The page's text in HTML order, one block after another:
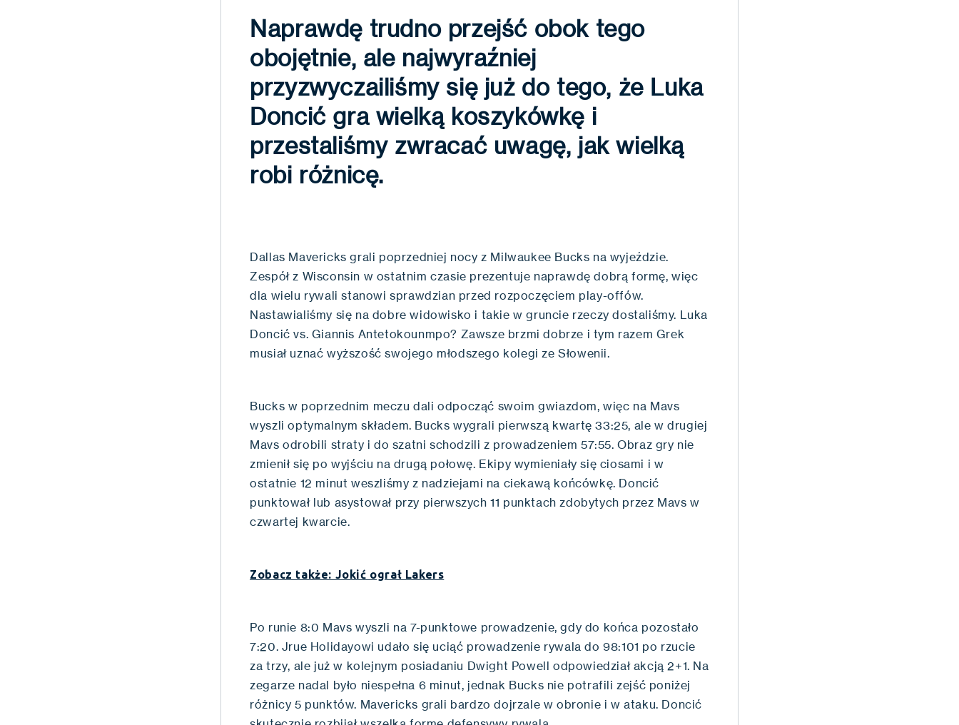
Naprawdę trudno przejść obok tego
obojętnie, ale najwyraźniej
przyzwyczailiśmy się już do tego, że Luka
Doncić gra wielką koszykówkę i
przestaliśmy zwracać uwagę, jak wielką
robi różnicę.
Dallas Mavericks grali poprzedniej nocy z Milwaukee Bucks na wyjeździe.
Zespół z Wisconsin w ostatnim czasie prezentuje naprawdę dobrą formę, więc
dla wielu rywali stanowi sprawdzian przed rozpoczęciem play-offów.
Nastawialiśmy się na dobre widowisko i takie w gruncie rzeczy dostaliśmy. Luka
Doncić vs. Giannis Antetokounmpo? Zawsze brzmi dobrze i tym razem Grek
musiał uznać wyższość swojego młodszego kolegi ze Słowenii.
Bucks w poprzednim meczu dali odpocząć swoim gwiazdom, więc na Mavs
wyszli optymalnym składem. Bucks wygrali pierwszą kwartę 33:25, ale w drugiej
Mavs odrobili straty i do szatni schodzili z prowadzeniem 57:55. Obraz gry nie
zmienił się po wyjściu na drugą połowę. Ekipy wymieniały się ciosami i w
ostatnie 12 minut weszliśmy z nadziejami na ciekawą końcówkę. Doncić
punktował lub asystował przy pierwszych 11 punktach zdobytych przez Mavs w
czwartej kwarcie.
Zobacz także: Jokić ograł Lakers
Po runie 8:0 Mavs wyszli na 7-punktowe prowadzenie, gdy do końca pozostało
7:20. Jrue Holidayowi udało się uciąć prowadzenie rywala do 98:101 po rzucie
za trzy, ale już w kolejnym posiadaniu Dwight Powell odpowiedział akcją 2+1. Na
zegarze nadal było niespełna 6 minut, jednak Bucks nie potrafili zejść poniżej
różnicy 5 punktów. Mavericks grali bardzo dojrzale w obronie i w ataku. Doncić